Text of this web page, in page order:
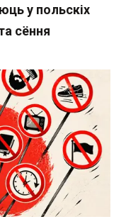
у польскіх
сёння